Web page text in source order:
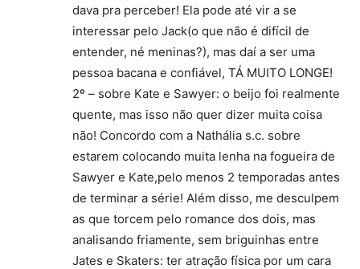
dava pra perceber! Ela pode até vir a se
interessar pelo Jack(o que não é difícil de
entender, né meninas?), mas daí a ser uma
pessoa bacana e confiável, TÁ MUITO LONGE!
2º – sobre Kate e Sawyer: o beijo foi realmente
quente, mas isso não quer dizer muita coisa
não! Concordo com a Nathália s.c. sobre
estarem colocando muita lenha na fogueira de
Sawyer e Kate,pelo menos 2 temporadas antes
de terminar a série! Além disso, me desculpem
as que torcem pelo romance dos dois, mas
analisando friamente, sem briguinhas entre
Jates e Skaters: ter atração física por um cara